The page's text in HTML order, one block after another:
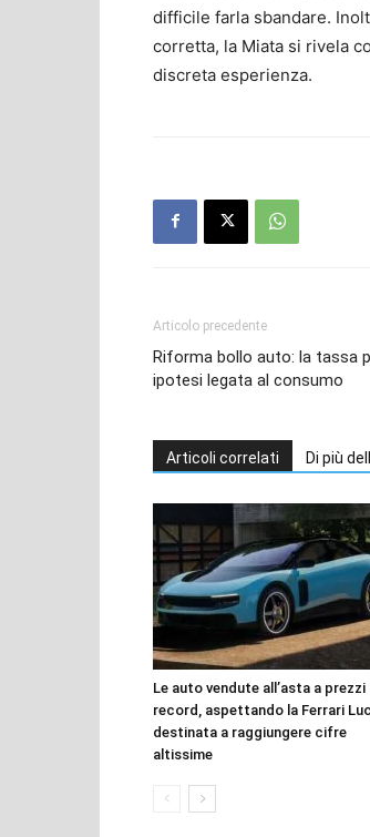
difficile farla sbandare.
corretta, la Miata si rivela
discreta esperienza.
Articolo precedente
Riforma bollo auto: la tassa
ipotesi legata al consumo
Articoli correlati Di più
Le auto vendute all’asta a prezzi
record, aspettando la Ferrari
destinata a raggiungere cifre
altissime